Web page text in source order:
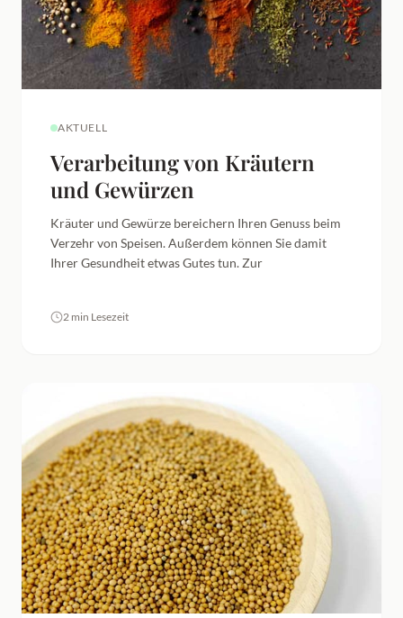
AKTUELL
Verarbeitung von Kräutern
und Gewürzen
Kräuter und Gewürze bereichern Ihren Genuss beim
Verzehr von Speisen. Außerdem können Sie damit
Ihrer Gesundheit etwas Gutes tun. Zur
2 min Lesezeit